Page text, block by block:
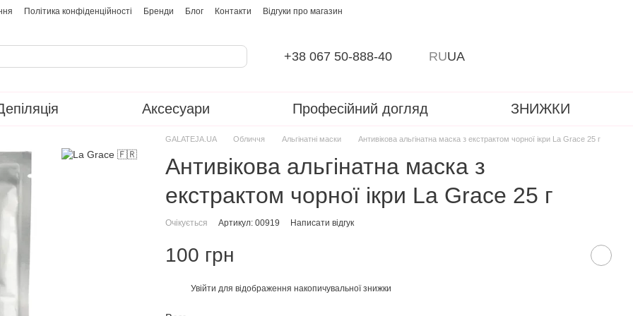
Політика конфіденційності Бренди Блог Контакти Відгуки про магазин
+38 067 50-888-40 RUUA
Аксесуари Професійний догляд ЗНИЖКИ
GALATEJA.UA Обличчя Альгінатні маски Антивікова альгінатна маска з екстрактом чорної ікри La Grace 25 г
Антивікова альгінатна маска з
екстрактом чорної ікри La Grace 25 г
Очікується Артикул: 00919 Написати відгук
100 грн
Увійти для відображення накопичувальної знижки